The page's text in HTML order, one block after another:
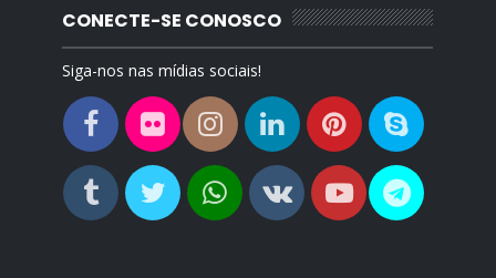
CONECTE-SE CONOSCO
Siga-nos nas mídias sociais!